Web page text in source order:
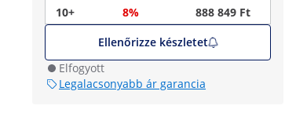
10+
8%
888 849 Ft
Ellenőrizze készletet
Elfogyott
Legalacsonyabb ár garancia